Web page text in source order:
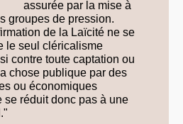
assurée par la mise à
groupes de pression.
de la Laïcité ne se
le seul cléricalisme
contre toute captation ou
chose publique par des
ou économiques
se réduit donc pas à une